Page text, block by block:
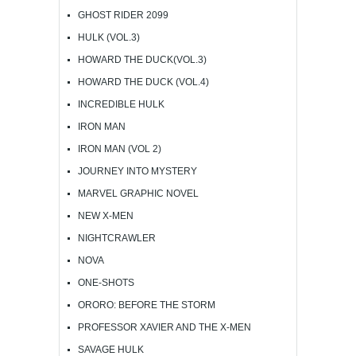
GHOST RIDER 2099
HULK (VOL.3)
HOWARD THE DUCK(VOL.3)
HOWARD THE DUCK (VOL.4)
INCREDIBLE HULK
IRON MAN
IRON MAN (VOL 2)
JOURNEY INTO MYSTERY
MARVEL GRAPHIC NOVEL
NEW X-MEN
NIGHTCRAWLER
NOVA
ONE-SHOTS
ORORO: BEFORE THE STORM
PROFESSOR XAVIER AND THE X-MEN
SAVAGE HULK